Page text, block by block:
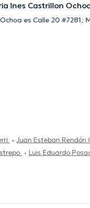
Ines Castrillon
es Calle 20 #7281,
Juan Esteban Rendón
Luis Eduardo